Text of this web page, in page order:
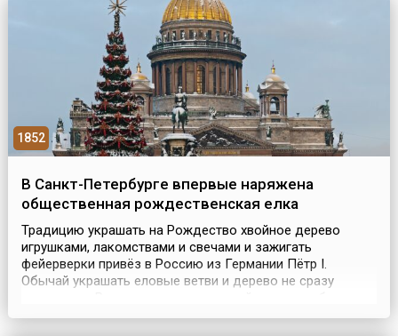
достоинствах.Метод Луи Дагера заключался в проецир...
1852
В Санкт-Петербурге впервые наряжена
общественная рождественская елка
Традицию украшать на Рождество хвойное дерево
игрушками, лакомствами и свечами и зажигать
фейерверки привёз в Россию из Германии Пётр I.
Обычай украшать еловые ветви и дерево не сразу
деревом, применяемом в похоронной и поминальной